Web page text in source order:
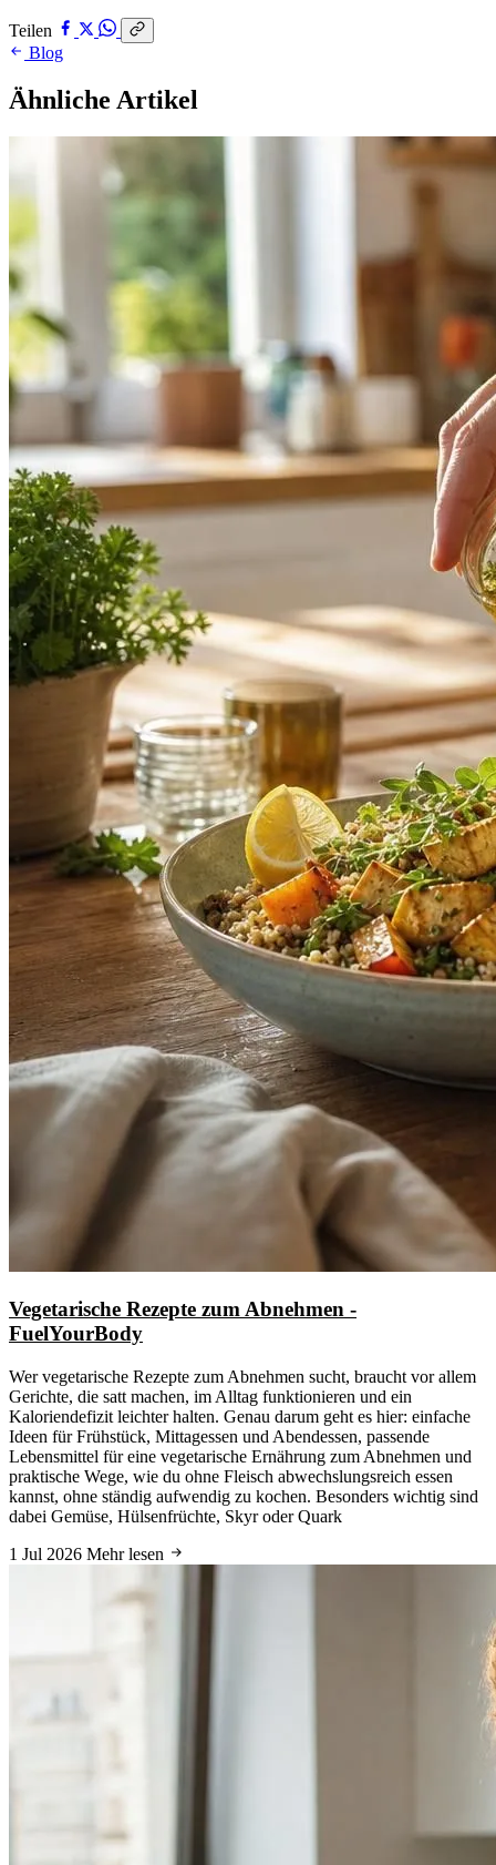
Teilen
Blog
Ähnliche Artikel
Vegetarische Rezepte zum Abnehmen -
FuelYourBody
Wer vegetarische Rezepte zum Abnehmen sucht, braucht vor allem
Gerichte, die satt machen, im Alltag funktionieren und ein
Kaloriendefizit leichter halten. Genau darum geht es hier: einfache
Ideen für Frühstück, Mittagessen und Abendessen, passende
Lebensmittel für eine vegetarische Ernährung zum Abnehmen und
praktische Wege, wie du ohne Fleisch abwechslungsreich essen
kannst, ohne ständig aufwendig zu kochen. Besonders wichtig sind
dabei Gemüse, Hülsenfrüchte, Skyr oder Quark
1 Jul 2026 Mehr lesen